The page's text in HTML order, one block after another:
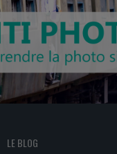
Aller
au
contenu
LE BLOG